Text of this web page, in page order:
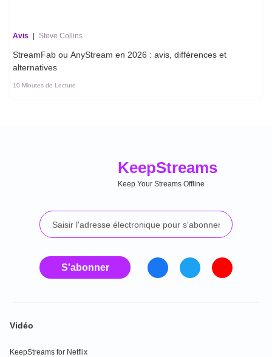
Avis | Steve Collins
StreamFab ou AnyStream en 2026 : avis, différences et
alternatives
10 Minutes de Lecture
KeepStreams
Keep Your Streams Offline
S'abonner
Vidéo
KeepStreams for Netflix